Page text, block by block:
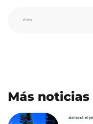
Más noticias
Así será el